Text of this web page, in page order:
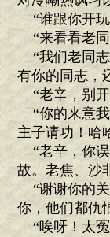
“谁跟你开玩
“来看看老同
“我们老同志
有你的同志，
“老辛，别开
“你的来意我
主子请功！哈
“老辛，你误
故。老焦、沙
“谢谢你的关
你，他们都仇
“唉呀！太冤